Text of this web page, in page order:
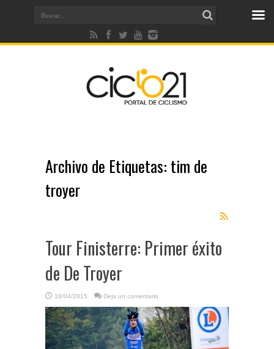
Archivo de Etiquetas: tim de
troyer
Tour Finisterre: Primer éxito
de De Troyer
18/04/2015 Deja un comentario